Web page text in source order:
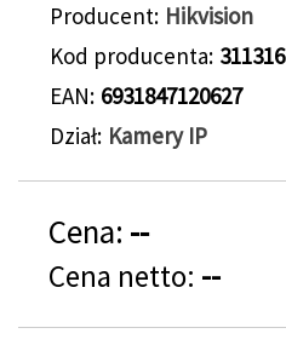
Producent Hikvision
Kod producenta
EAN 6931847120627
Dział Kamery IP
Cena: --
Cena netto: --